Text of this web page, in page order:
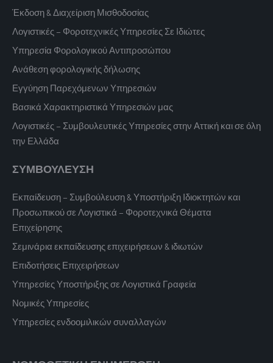
Έκδοση & Διαχείριση Μισθοδοσίας
Λογιστικές – Φοροτεχνικές Υπηρεσίες Σε Ιδιώτες
Υπηρεσία Φορολογικού Αντιπροσώπου
Ανάθεση φορολογικής δήλωσης
Εγγύηση Παρεχόμενων Υπηρεσιών
Βασικά Χαρακτηριστικά Υπηρεσιών μας
Λογιστικές – Συμβουλευτικές Υπηρεσίες στην Αττική και σε όλη
την Ελλάδα
ΣΥΜΒΟΥΛΕΥΣΗ
Εκπαίδευση – Συμβούλευση & Υποστήριξη Ιδιοκτητών και
Προσωπικού σε Λογιστικά – Φοροτεχνικά Θέματα
Επιχείρησης
Σεμινάρια εκπαίδευσης επιχειρήσεων & ιδιωτών
Επιδοτήσεις Επιχειρήσεων
Υπηρεσίες Υποστήριξης σε Λογιστικά Γραφεία
Νομικές Υπηρεσίες
Υπηρεσίες ενδοομιλικών συναλλαγών